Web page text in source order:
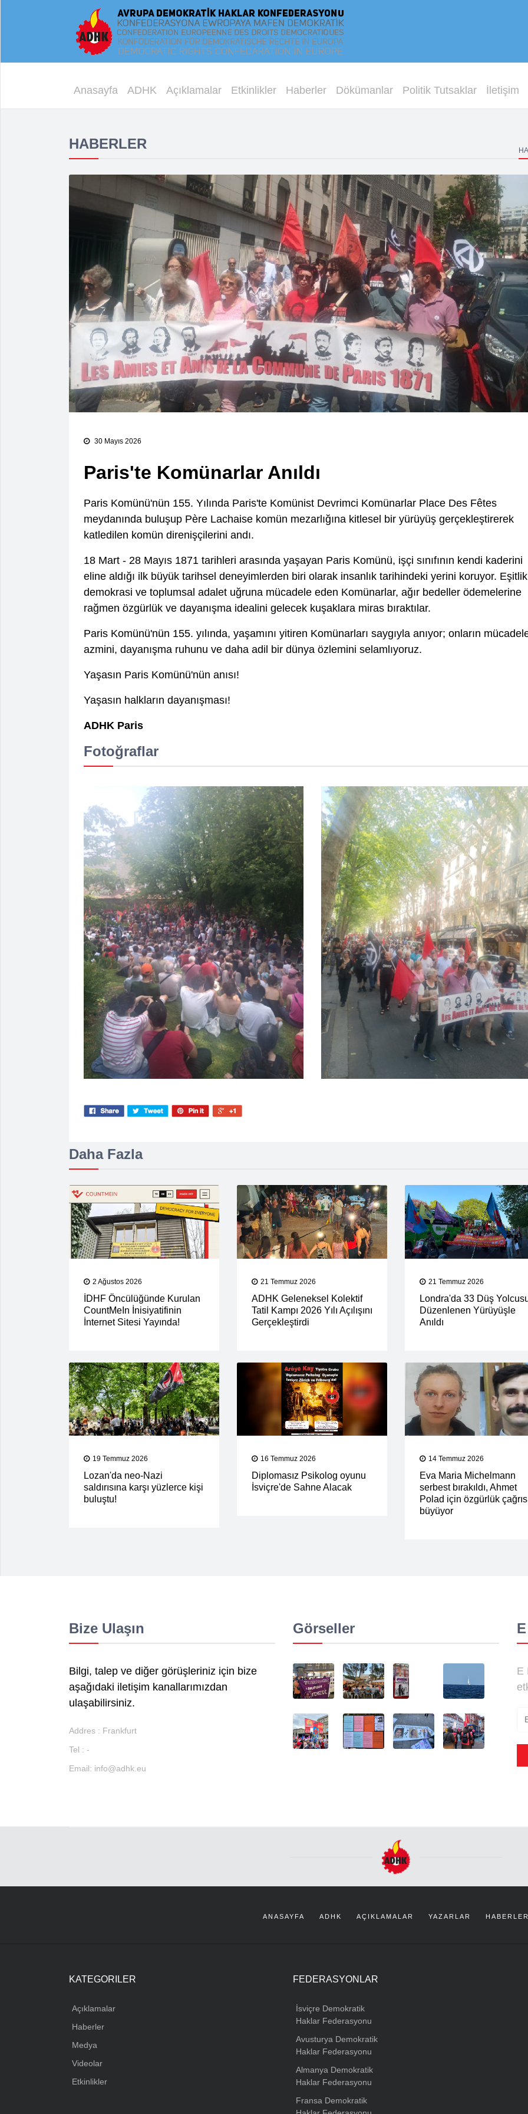
Anasayfa ADHK Açıklamalar Etkinlikler Haberler Dökümanlar Politik Tutsaklar İletişim
HABERLER
30 Mayıs 2026
Paris'te Komünarlar Anıldı
Paris Komünü'nün 155. Yılında Paris'te Komünist Devrimci Komünarlar Place Des Fêtes
meydanında buluşup Père Lachaise komün mezarlığına kitlesel bir yürüyüş gerçekleştirerek
katledilen komün direnişçilerini andı.
18 Mart - 28 Mayıs 1871 tarihleri arasında yaşayan Paris Komünü, işçi sınıfının kendi kaderini
eline aldığı ilk büyük tarihsel deneyimlerden biri olarak insanlık tarihindeki yerini koruyor.
demokrasi ve toplumsal adalet uğruna mücadele eden Komünarlar, ağır bedeller ödemelerine
rağmen özgürlük ve dayanışma idealini gelecek kuşaklara miras bıraktılar.
Paris Komünü'nün 155. yılında, yaşamını yitiren Komünarları saygıyla anıyor; onların
azmini, dayanışma ruhunu ve daha adil bir dünya özlemini selamlıyoruz.
Yaşasın Paris Komünü'nün anısı!
Yaşasın halkların dayanışması!
ADHK Paris
Fotoğraflar
Daha Fazla
2 Ağustos 2026
İDHF Öncülüğünde Kurulan
CountMeIn İnisiyatifinin
İnternet Sitesi Yayında!
21 Temmuz 2026
ADHK Geleneksel Kolektif
Tatil Kampı 2026 Yılı Açılışını
Gerçekleştirdi
21 Temmuz 2026
Londra'da 33 Düş
Düzenlenen Yürüyüşle
Anıldı
19 Temmuz 2026
Lozan'da neo-Nazi
saldırısına karşı yüzlerce kişi
buluştu!
16 Temmuz 2026
Diplomasız Psikolog oyunu
İsviçre'de Sahne Alacak
14 Temmuz 2026
Eva Maria Michelmann
serbest bırakıldı, Ahmet
Polad için özgürlük
büyüyor
Bize Ulaşın
Bilgi, talep ve diğer görüşleriniz için bize
aşağıdaki iletişim kanallarımızdan
ulaşabilirsiniz.
Addres : Frankfurt
Tel : -
Email: info@adhk.eu
Görseller
E
ANASAYFA ADHK AÇIKLAMALAR YAZARLAR
KATEGORILER
Açıklamalar
Haberler
Medya
Videolar
Etkinlikler
FEDERASYONLAR
İsviçre Demokratik
Haklar Federasyonu
Avusturya Demokratik
Haklar Federasyonu
Almanya Demokratik
Haklar Federasyonu
Fransa Demokratik